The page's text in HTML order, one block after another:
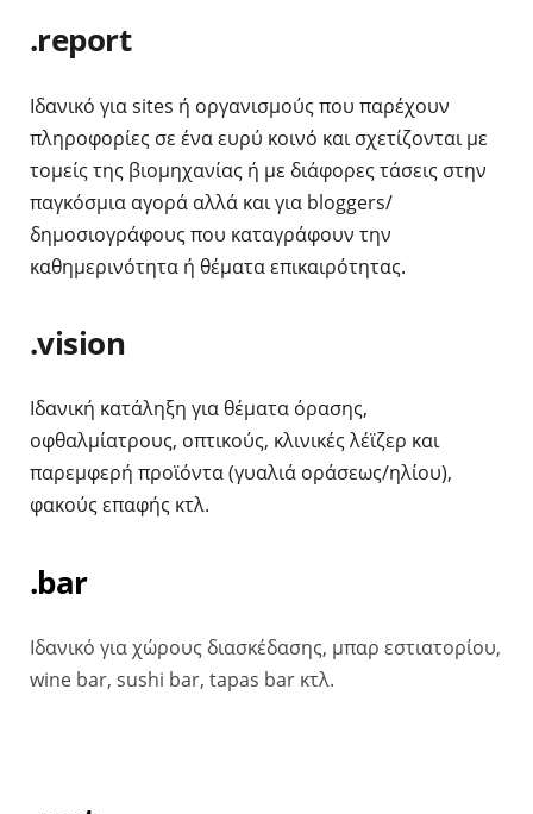
.report
Ιδανικό για sites ή οργανισμούς που παρέχουν
πληροφορίες σε ένα ευρύ κοινό και σχετίζονται με
τομείς της βιομηχανίας ή με διάφορες τάσεις στην
παγκόσμια αγορά αλλά και για bloggers/
δημοσιογράφους που καταγράφουν την
καθημερινότητα ή θέματα επικαιρότητας.
.vision
Iδανική κατάληξη για θέματα όρασης,
οφθαλμίατρους, οπτικούς, κλινικές λέϊζερ και
παρεμφερή προϊόντα (γυαλιά οράσεως/ηλίου),
φακούς επαφής κτλ.
.bar
Ιδανικό για χώρους διασκέδασης, μπαρ εστιατορίου,
wine bar, sushi bar, tapas bar κτλ.